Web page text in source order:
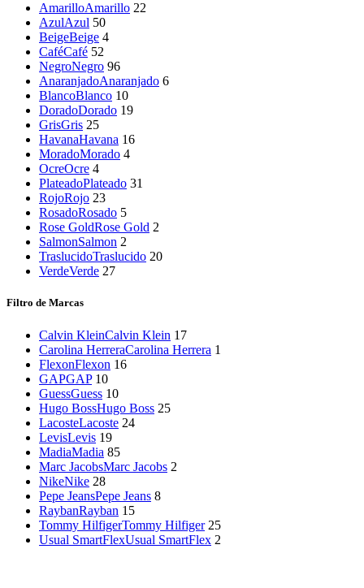
AmarilloAmarillo 22
AzulAzul 50
BeigeBeige 4
CaféCafé 52
NegroNegro 96
AnaranjadoAnaranjado 6
BlancoBlanco 10
DoradoDorado 19
GrisGris 25
HavanaHavana 16
MoradoMorado 4
OcreOcre 4
PlateadoPlateado 31
RojoRojo 23
RosadoRosado 5
Rose GoldRose Gold 2
SalmonSalmon 2
TraslucidoTraslucido 20
VerdeVerde 27
Filtro de Marcas
Calvin KleinCalvin Klein 17
Carolina HerreraCarolina Herrera 1
FlexonFlexon 16
GAPGAP 10
GuessGuess 10
Hugo BossHugo Boss 25
LacosteLacoste 24
LevisLevis 19
MadiaMadia 85
Marc JacobsMarc Jacobs 2
NikeNike 28
Pepe JeansPepe Jeans 8
RaybanRayban 15
Tommy HilfigerTommy Hilfiger 25
Usual SmartFlexUsual SmartFlex 2